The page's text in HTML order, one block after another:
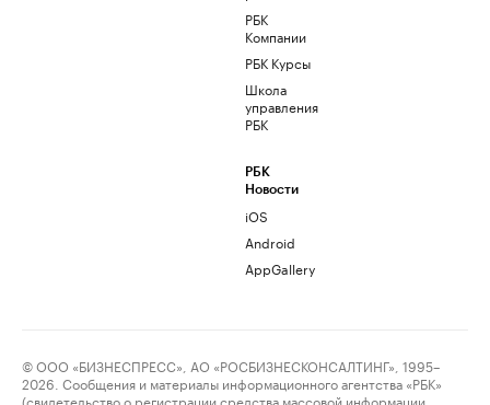
РБК
Компании
РБК Курсы
Школа
управления
РБК
РБК
Новости
iOS
Android
AppGallery
© ООО «БИЗНЕСПРЕСС», АО «РОСБИЗНЕСКОНСАЛТИНГ», 1995–
2026. Сообщения и материалы информационного агентства «РБК»
(свидетельство о регистрации средства массовой информации